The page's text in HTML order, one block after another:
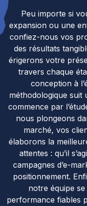
Peu importe si
expansion ou une
confiez-nous vos
des résultats
érigerons votre
travers chaque
conception à
méthodologique suit
commence par
nous plongeons
marché, vos
élaborons la
attentes : qu’il
campagnes d’e-
positionnement.
notre équipe
performance fiables